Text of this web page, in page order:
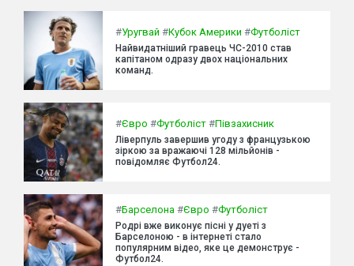
#Уругвай #Кубок Америки #Футболіст
Найвидатніший гравець ЧС-2010 став
капітаном одразу двох національних
команд.
#Євро #Футболіст #Півзахисник
Ліверпуль завершив угоду з французькою
зіркою за вражаючі 128 мільйонів -
повідомляє Футбол24.
#Барселона #Євро #Футболіст
Родрі вже виконує пісні у дуеті з
Барселоною - в інтернеті стало
популярним відео, яке це демонструє -
Футбол24.